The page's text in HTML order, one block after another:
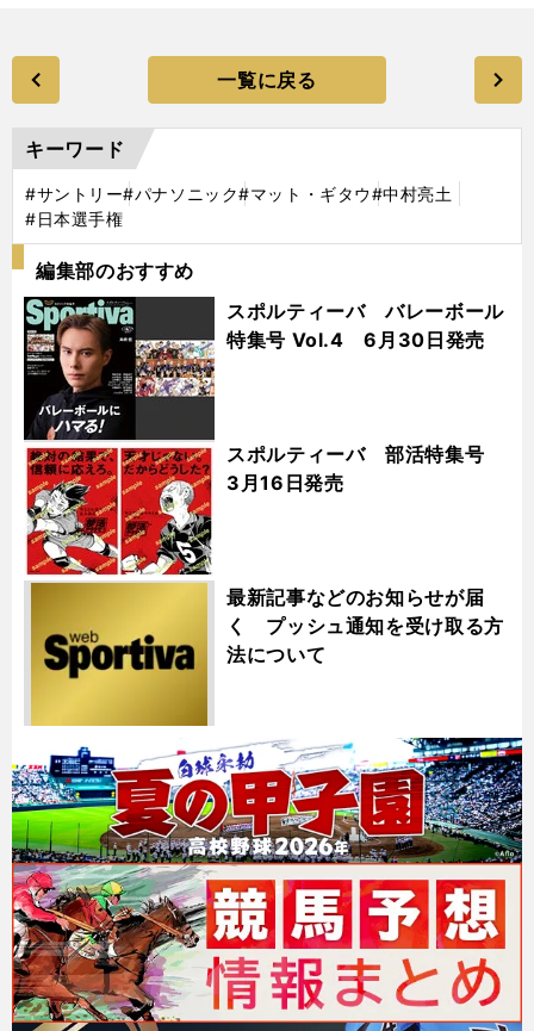
一覧に戻る
キーワード
#サントリー#パナソニック#マット・ギタウ#中村亮土
#日本選手権
編集部のおすすめ
スポルティーバ バレーボール
特集号 Vol.4 6月30日発売
スポルティーバ 部活特集号
3月16日発売
最新記事などのお知らせが届
く プッシュ通知を受け取る方
法について